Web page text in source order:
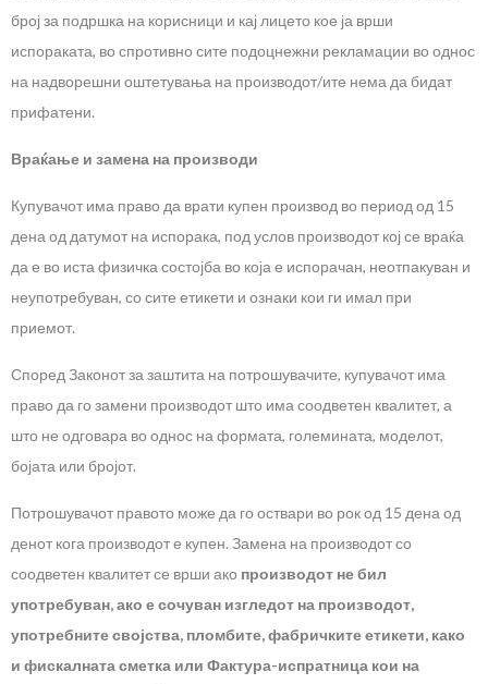
број за подршка на корисници и кај лицето кое ја врши
испораката, во спротивно сите подоцнежни рекламации во однос
на надворешни оштетувања на производот/ите нема да бидат
прифатени.
Враќање и замена на производи
Купувачот има право да врати купен производ во период од 15
дена од датумот на испорака, под услов производот кој се враќа
да е во иста физичка состојба во која е испорачан, неотпакуван и
неупотребуван, со сите етикети и ознаки кои ги имал при
приемот.
Според Законот за заштита на потрошувачите, купувачот има
право да го замени производот што има соодветен квалитет, а
што не одговара во однос на формата, големината, моделот,
бојата или бројот.
Потрошувачот правото може да го оствари во рок од 15 дена од
денот кога производот е купен. Замена на производот со
соодветен квалитет се врши ако производот не бил
употребуван, ако е сочуван изгледот на производот,
употребните својства, пломбите, фабричките етикети, како
и фискалната сметка или Фактура-испратница кои на